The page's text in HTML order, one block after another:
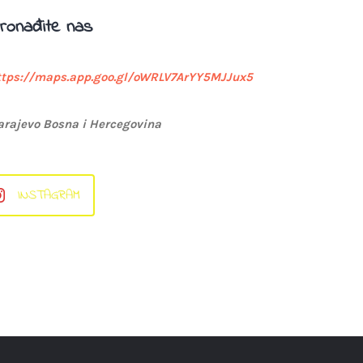
nas
maps.app.goo.gl/oWRLV7ArYY5MJJux5
Bosna i Hercegovina
INSTAGRAM